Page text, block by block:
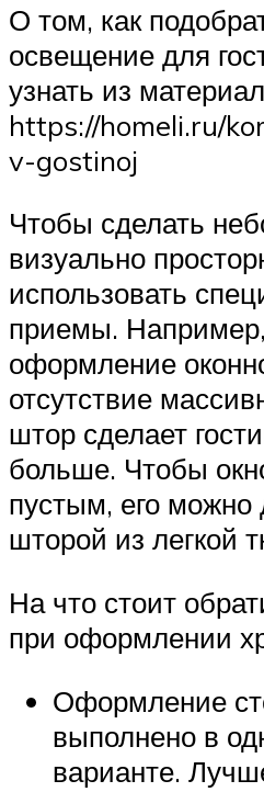
О том, как
освещение для
узнать из
https://homeli.ru/
v-gostinoj
Чтобы сделать
визуально
использовать
приемы.
оформление
отсутствие
штор сделает
больше. Чтобы
пустым, его можно
шторой из легкой
На что стоит
при оформлении
Оформление
выполнено в
варианте.